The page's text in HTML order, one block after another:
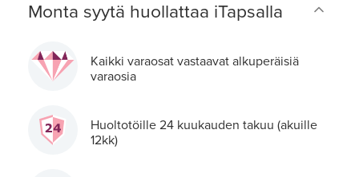
Monta syytä huollattaa iTapsalla
Kaikki varaosat vastaavat alkuperäisiä
varaosia
Huoltotöille 24 kuukauden takuu (akuille
12kk)